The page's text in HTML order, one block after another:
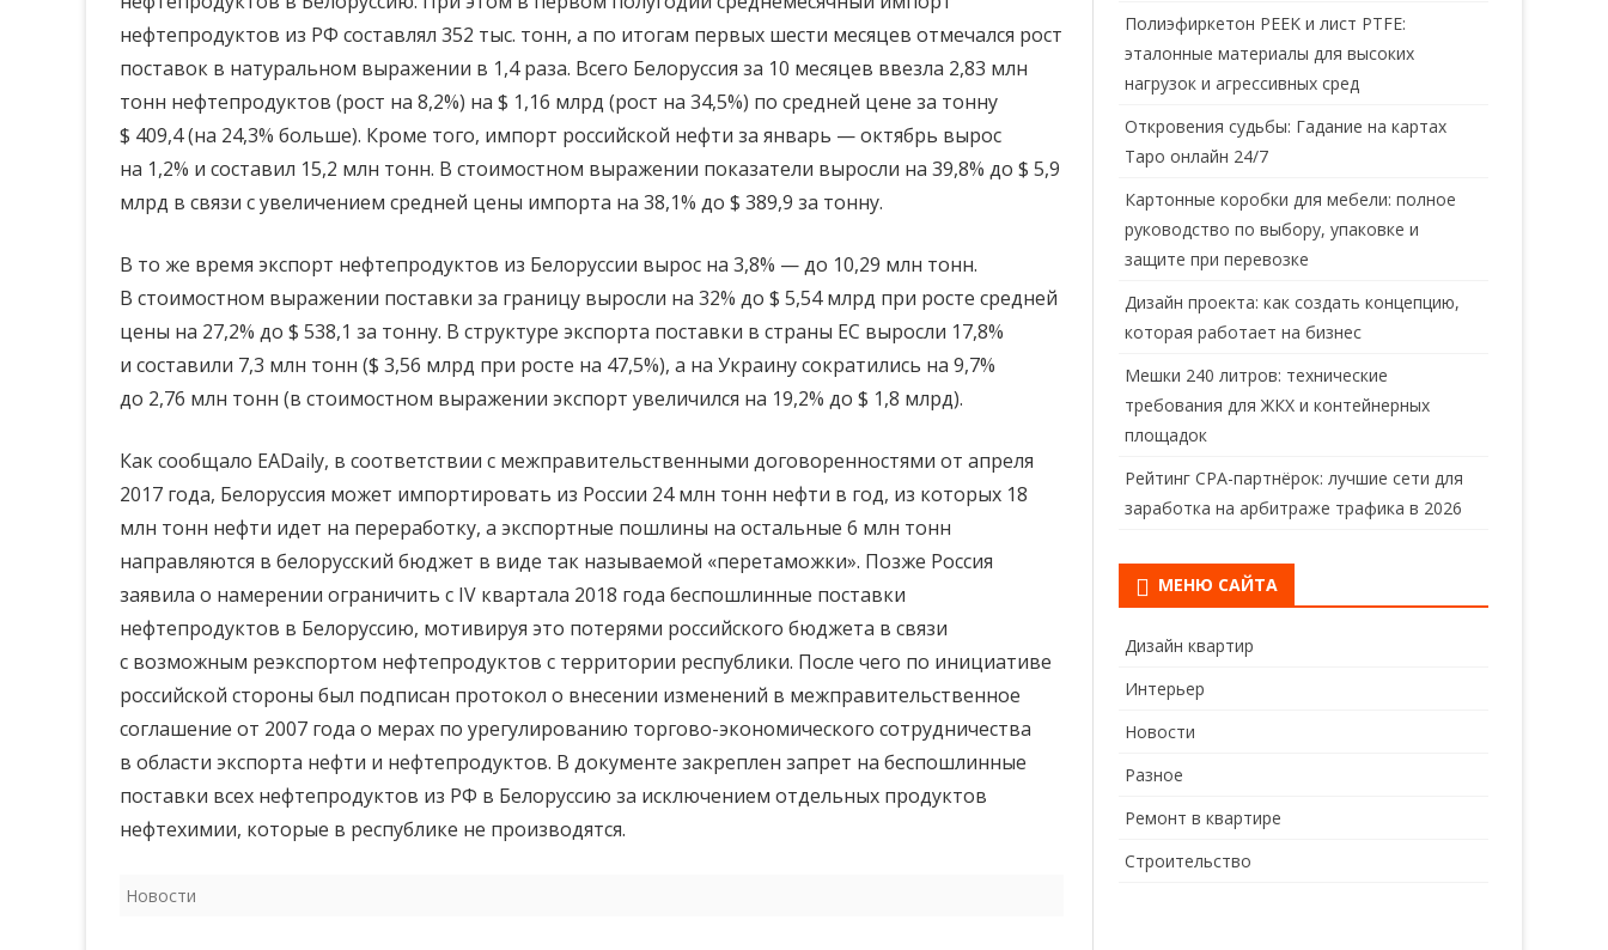
и нефтепродуктов
нефтепродуктов из РФ составлял 352 тыс. тонн, а по итогам первых шести месяцев отмечался рост
поставок в натуральном выражении в 1,4 раза. Всего Белоруссия за 10 месяцев ввезла 2,83 млн
тонн нефтепродуктов (рост на 8,2%) на $ 1,16 млрд (рост на 34,5%) по средней цене за тонну
$ 409,4 (на 24,3% больше). Кроме того, импорт российской нефти за январь — октябрь вырос
на 1,2% и составил 15,2 млн тонн. В стоимостном выражении показатели выросли на 39,8% до $ 5,9
млрд в связи с увеличением средней цены импорта на 38,1% до $ 389,9 за тонну.
В то же время экспорт нефтепродуктов из Белоруссии вырос на 3,8% — до 10,29 млн тонн.
В стоимостном выражении поставки за границу выросли на 32% до $ 5,54 млрд при росте средней
цены на 27,2% до $ 538,1 за тонну. В структуре экспорта поставки в страны ЕС выросли 17,8%
и составили 7,3 млн тонн ($ 3,56 млрд при росте на 47,5%), а на Украину сократились на 9,7%
до 2,76 млн тонн (в стоимостном выражении экспорт увеличился на 19,2% до $ 1,8 млрд).
Как сообщало EADaily, в соответствии с межправительственными договоренностями от апреля
2017 года, Белоруссия может импортировать из России 24 млн тонн нефти в год, из которых 18
млн тонн нефти идет на переработку, а экспортные пошлины на остальные 6 млн тонн
направляются в белорусский бюджет в виде так называемой «перетаможки». Позже Россия
заявила о намерении ограничить с IV квартала 2018 года беспошлинные поставки
нефтепродуктов в Белоруссию, мотивируя это потерями российского бюджета в связи
с возможным реэкспортом нефтепродуктов с территории республики. После чего по инициативе
российской стороны был подписан протокол о внесении изменений в межправительственное
соглашение от 2007 года о мерах по урегулированию торгово-экономического сотрудничества
в области экспорта нефти и нефтепродуктов. В документе закреплен запрет на беспошлинные
поставки всех нефтепродуктов из РФ в Белоруссию за исключением отдельных продуктов
нефтехимии, которые в республике не производятся.
Новости
Полиэфиркетон PEEK и лист PTFE:
эталонные материалы для высоких
нагрузок и агрессивных сред
Откровения судьбы: Гадание на картах
Таро онлайн 24/7
Картонные коробки для мебели: полное
руководство по выбору, упаковке и
защите при перевозке
Дизайн проекта: как создать концепцию,
которая работает на бизнес
Мешки 240 литров: технические
требования для ЖКХ и контейнерных
площадок
Рейтинг CPA-партнёрок: лучшие сети для
заработка на арбитраже трафика в 2026
МЕНЮ САЙТА
Дизайн квартир
Интерьер
Новости
Разное
Ремонт в квартире
Строительство